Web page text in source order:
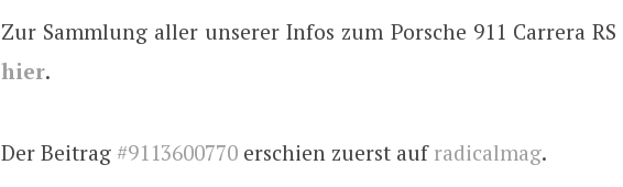
Zur Sammlung aller unserer Infos zum Porsche 911 Carrera RS
hier.
Der Beitrag #9113600770 erschien zuerst auf radicalmag.